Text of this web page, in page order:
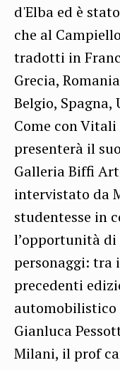
d'Elba ed è
che al
tradotti in
Grecia,
Belgio, Spagna,
Come con
presenterà il
Galleria Biffi
intervistato da
studentesse in
l’opportunità
personaggi:
precedenti
automobilistico
Gianluca
Milani, il prof